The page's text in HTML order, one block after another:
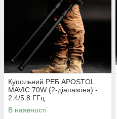
Купольний РЕБ APOSTOL
MAVIC 70W (2-діапазона) -
2.4/5.8 ГГц
В наявності